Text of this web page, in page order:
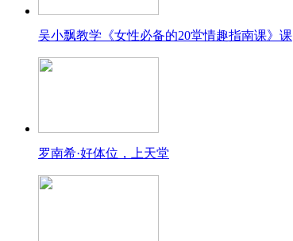
吴小飘教学《女性必备的20堂情趣指南课》课
罗南希·好体位，上天堂